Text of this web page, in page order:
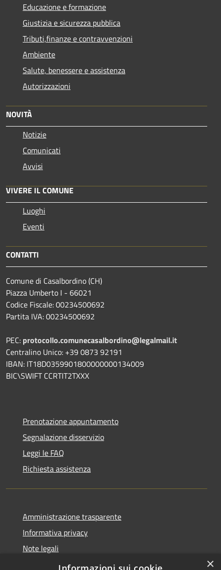
Educazione e formazione
Giustizia e sicurezza pubblica
Tributi,finanze e contravvenzioni
Ambiente
Salute, benessere e assistenza
Autorizzazioni
NOVITÀ
Notizie
Comunicati
Avvisi
VIVERE IL COMUNE
Luoghi
Eventi
CONTATTI
Comune di Casalbordino (CH)
Piazza Umberto I - 66021
Codice Fiscale: 00234500692
Partita IVA: 00234500692
PEC: protocollo.comunecasalbordino@legalmail.it
Centralino Unico: +39 0873 92191
IBAN: IT18D0359901800000000134009
BIC\SWIFT CCRTIT2TXXX
Prenotazione appuntamento
Segnalazione disservizio
Leggi le FAQ
Richiesta assistenza
Amministrazione trasparente
Informativa privacy
Note legali
Dichiarazione di accessibilità
×